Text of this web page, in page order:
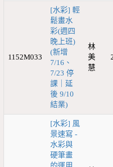
1152M033
[水彩] 輕
鬆畫水
彩(週四
晚上班)
(新增
7/16、
7/23 停
課｜延
後 9/10
結業)
林
美
慧
[水彩] 風
景速寫 -
水彩與
硬筆畫